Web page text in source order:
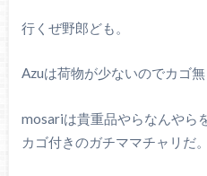
行くぜ野郎ども。
Azuは荷物が少ないのでカゴ無
mosariは貴重品やらなんやら
カゴ付きのガチママチャリだ。